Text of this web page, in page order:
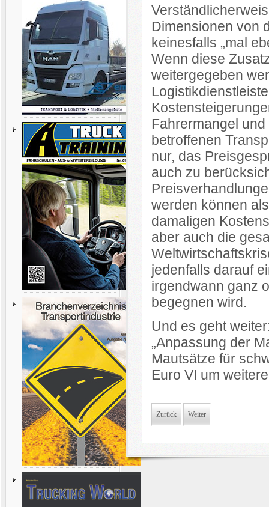
Dimensionen von
keinesfalls „mal
Wenn diese
weitergegeben
Fahrermangel
betroffenen
nur, das
auch zu
werden können
damaligen
aber auch die
jedenfalls darauf
irgendwann ganz
begegnen wird.
Und es geht
„Anpassung der
Mautsätze für
Euro VI um
Zurück Weiter